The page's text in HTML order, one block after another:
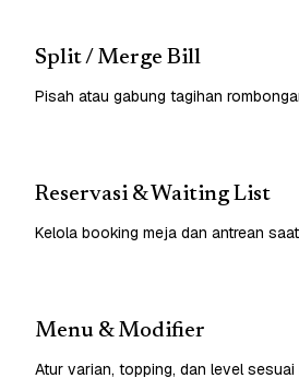
Split / Merge Bill
Pisah atau gabung tagihan
Reservasi & Waiting List
Kelola booking meja dan antrean
Menu & Modifier
Atur varian, topping, dan level sesuai